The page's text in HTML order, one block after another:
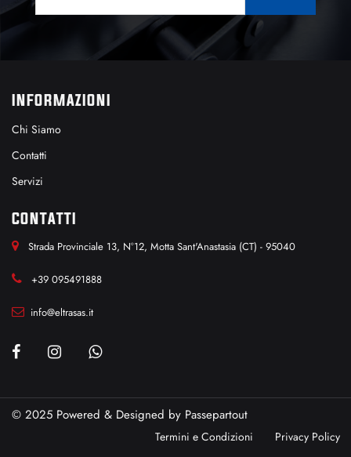
INFORMAZIONI
Chi Siamo
Contatti
Servizi
CONTATTI
Strada Provinciale 13, N°12, Motta Sant'Anastasia (CT) - 95040
+39 095491888
info@eltrasas.it
© 2025 Powered & Designed by Passepartout
Termini e Condizioni Privacy Policy